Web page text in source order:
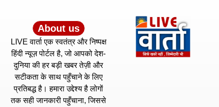
About us
LIVE वार्ता एक स्वतंत्र और निष्पक्ष
हिंदी न्यूज़ पोर्टल है, जो आपको देश-
दुनिया की हर बड़ी खबर तेज़ी और
सटीकता के साथ पहुँचाने के लिए
प्रतिबद्ध है। हमारा उद्देश्य है लोगों
तक सही जानकारी पहुँचाना, जिससे